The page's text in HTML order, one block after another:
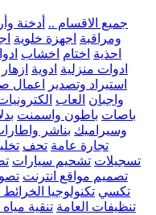
.. جميع الاقسام .. أدخنة
ومراقبة اجهزة خلوية
احذية اختام اخشاب
ادوات منزلية ادوية ازهار
استيراد وتصدير
اعمال
واجبان العاب
باصات باطون واسمنت
وسيراميك بناشر
تجارة عامة تحف
تسجيلات تشحيم سيارات
تصميم مواقع انترنت
تكسي تكنولوجيا
تنظيفات العامة تنقية مياه